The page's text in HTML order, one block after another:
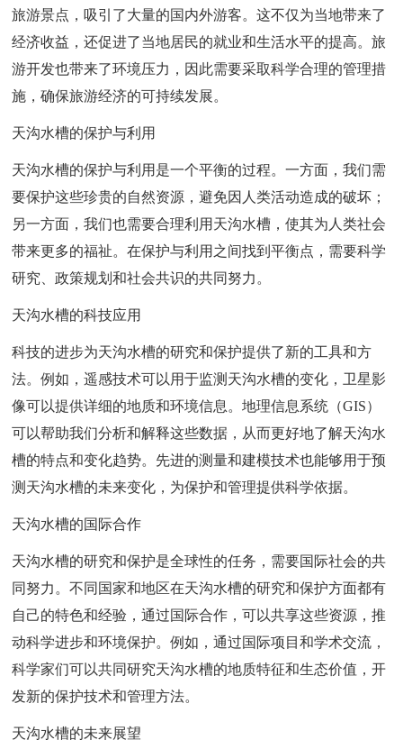
旅游景点，吸引了大量的国内外游客。这不仅为当地带来了
经济收益，还促进了当地居民的就业和生活水平的提高。旅
游开发也带来了环境压力，因此需要采取科学合理的管理措
施，确保旅游经济的可持续发展。
天沟水槽的保护与利用
天沟水槽的保护与利用是一个平衡的过程。一方面，我们需
要保护这些珍贵的自然资源，避免因人类活动造成的破坏；
另一方面，我们也需要合理利用天沟水槽，使其为人类社会
带来更多的福祉。在保护与利用之间找到平衡点，需要科学
研究、政策规划和社会共识的共同努力。
天沟水槽的科技应用
科技的进步为天沟水槽的研究和保护提供了新的工具和方
法。例如，遥感技术可以用于监测天沟水槽的变化，卫星影
像可以提供详细的地质和环境信息。地理信息系统（GIS）
可以帮助我们分析和解释这些数据，从而更好地了解天沟水
槽的特点和变化趋势。先进的测量和建模技术也能够用于预
测天沟水槽的未来变化，为保护和管理提供科学依据。
天沟水槽的国际合作
天沟水槽的研究和保护是全球性的任务，需要国际社会的共
同努力。不同国家和地区在天沟水槽的研究和保护方面都有
自己的特色和经验，通过国际合作，可以共享这些资源，推
动科学进步和环境保护。例如，通过国际项目和学术交流，
科学家们可以共同研究天沟水槽的地质特征和生态价值，开
发新的保护技术和管理方法。
天沟水槽的未来展望